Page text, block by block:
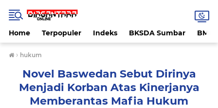
Home Terpopuler Indeks BKSDA Sumbar
› hukum
Novel Baswedan Sebut Dirinya
Menjadi Korban Atas Kinerjanya
Memberantas Mafia Hukum